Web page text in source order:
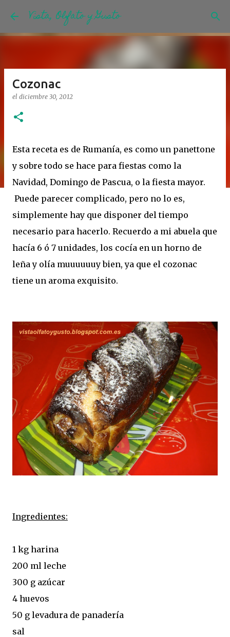
Ir al contenido principal
Vista, Olfato y Gusto
Cozonac
el diciembre 30, 2012
Esta receta es de Rumanía, es como un panettone
y sobre todo se hace para fiestas como la
Navidad, Domingo de Pascua, o la fiesta mayor.
Puede parecer complicado, pero no lo es,
simplemente hay que disponer del tiempo
necesario para hacerlo. Recuerdo a mi abuela que
hacía 6 ó 7 unidades, los cocía en un horno de
leña y olía muuuuuuy bien, ya que el cozonac
tiene un aroma exquisito.
Ingredientes:
1 kg harina
200 ml leche
300 g azúcar
4 huevos
50 g levadura de panadería
sal